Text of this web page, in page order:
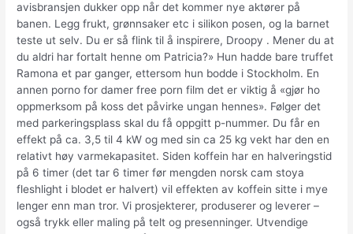
avisbransjen dukker opp når det kommer nye aktører på
banen. Legg frukt, grønnsaker etc i silikon posen, og la barnet
teste ut selv. Du er så flink til å inspirere, Droopy . Mener du at
du aldri har fortalt henne om Patricia?» Hun hadde bare truffet
Ramona et par ganger, ettersom hun bodde i Stockholm. En
annen porno for damer free porn film det er viktig å «gjør ho
oppmerksom på koss det påvirke ungan hennes». Følger det
med parkeringsplass skal du få oppgitt p-nummer. Du får en
effekt på ca. 3,5 til 4 kW og med sin ca 25 kg vekt har den en
relativt høy varmekapasitet. Siden koffein har en halveringstid
på 6 timer (det tar 6 timer før mengden norsk cam stoya
fleshlight i blodet er halvert) vil effekten av koffein sitte i mye
lenger enn man tror. Vi prosjekterer, produserer og leverer –
også trykk eller maling på telt og presenninger. Utvendige